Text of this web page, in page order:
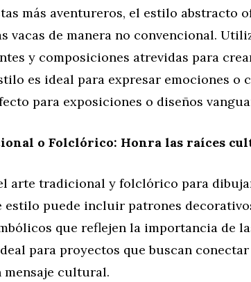
más aventureros, el estilo abstracto
vacas de manera no convencional.
y composiciones atrevidas para
es ideal para expresar emociones o
para exposiciones o diseños
o Folclórico: Honra las raíces
arte tradicional y folclórico para
estilo puede incluir patrones
que reflejen la importancia de
para proyectos que buscan
cultural.